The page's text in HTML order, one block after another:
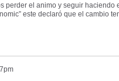
perder el animo y seguir haciendo
este declaró que el cambio